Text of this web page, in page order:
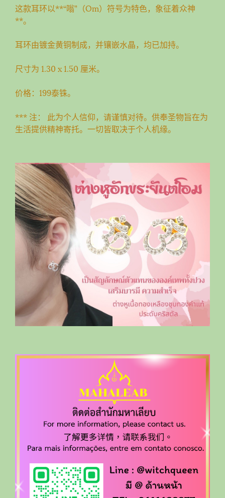
这款耳环以**“嗡”（Om）符号为特色，象征着众神
**。
耳环由镀金黄铜制成，并镶嵌水晶，均已加持。
尺寸为 1.30 x 1.50 厘米。
价格：199泰铢。
*** 注： 此为个人信仰，请谨慎对待。供奉圣物旨在为
生活提供精神寄托。一切皆取决于个人机缘。